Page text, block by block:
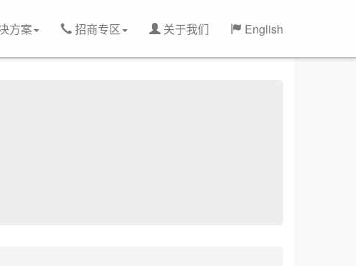
方案 招商专区 关于我们 English